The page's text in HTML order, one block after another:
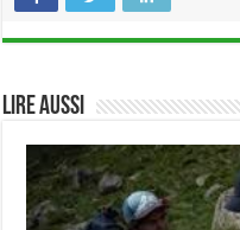
Lire aussi